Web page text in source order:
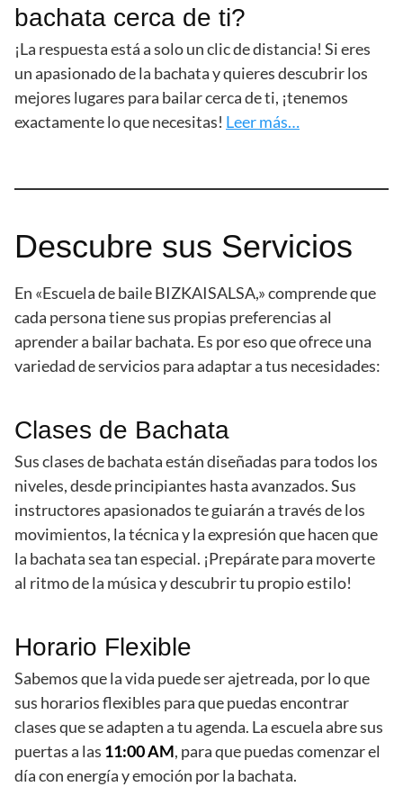
bachata cerca de ti?
¡La respuesta está a solo un clic de distancia! Si eres
un apasionado de la bachata y quieres descubrir los
mejores lugares para bailar cerca de ti, ¡tenemos
exactamente lo que necesitas! Leer más…
Descubre sus Servicios
En «Escuela de baile BIZKAISALSA,» comprende que
cada persona tiene sus propias preferencias al
aprender a bailar bachata. Es por eso que ofrece una
variedad de servicios para adaptar a tus necesidades:
Clases de Bachata
Sus clases de bachata están diseñadas para todos los
niveles, desde principiantes hasta avanzados. Sus
instructores apasionados te guiarán a través de los
movimientos, la técnica y la expresión que hacen que
la bachata sea tan especial. ¡Prepárate para moverte
al ritmo de la música y descubrir tu propio estilo!
Horario Flexible
Sabemos que la vida puede ser ajetreada, por lo que
sus horarios flexibles para que puedas encontrar
clases que se adapten a tu agenda. La escuela abre sus
puertas a las 11:00 AM, para que puedas comenzar el
día con energía y emoción por la bachata.